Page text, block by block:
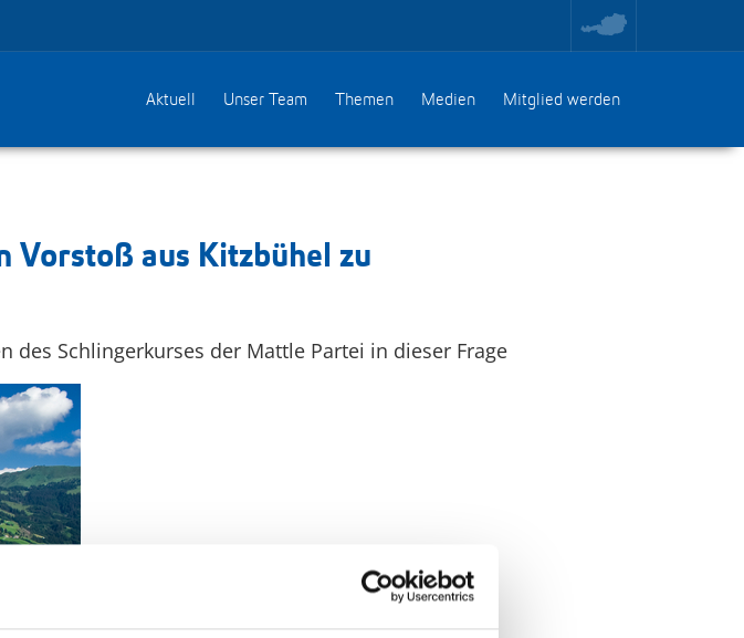
toggle
region
menu
Aktuell Unser Team Themen Medien Mitglied werden
Vorstoß aus Kitzbühel zu
des Schlingerkurses der Mattle Partei in dieser Frage